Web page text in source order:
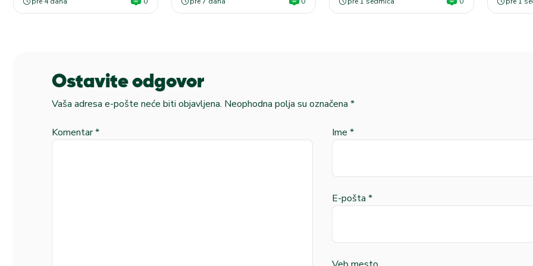
Ostavite odgovor
Vaša adresa e-pošte neće biti objavljena. Neophodna polja su označena *
Komentar* Ime *
E-pošta *